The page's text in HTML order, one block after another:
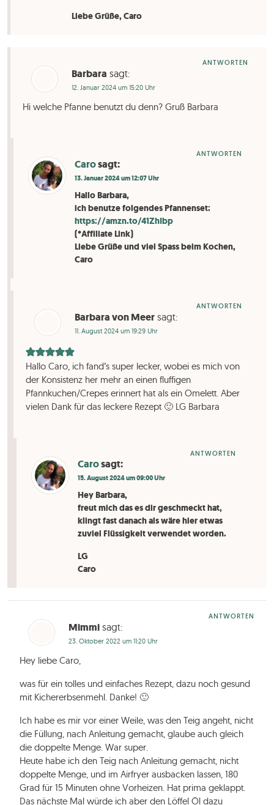
Liebe Grüße, Caro
Barbara sagt:
12. Januar 2024 um 15:20 Uhr
Hi welche Pfanne benutzt du denn? Gruß Barbara
ANTWORTEN
Carosagt:
13. Januar 2024 um 12:07 Uhr
Hallo Barbara,
ich benutze folgendes Pfannenset:
https://amzn.to/41ZhIbp
(*Affiliate Link)
Liebe Grüße und viel Spass beim Kochen,
Caro
ANTWORTEN
Barbara von Meer sagt:
11. August 2024 um 19:29 Uhr
Hallo Caro, ich fand’s super lecker, wobei es mich von
der Konsistenz her mehr an einen fluffigen
Pfannkuchen/Crepes erinnert hat als ein Omelett. Aber
vielen Dank für das leckere Rezept 🙂 LG Barbara
ANTWORTEN
Carosagt:
15. August 2024 um 09:00 Uhr
Hey Barbara,
freut mich das es dir geschmeckt hat,
klingt fast danach als wäre hier etwas
zuviel Flüssigkeit verwendet worden.
LG
Caro
ANTWORTEN
Mimmi sagt:
23. Oktober 2022 um 11:20 Uhr
Hey liebe Caro,
was für ein tolles und einfaches Rezept, dazu noch gesund
mit Kichererbsenmehl. Danke! 🙂
Ich habe es mir vor einer Weile, was den Teig angeht, nicht
die Füllung, nach Anleitung gemacht, glaube auch gleich
die doppelte Menge. War super.
Heute habe ich den Teig nach Anleitung gemacht, nicht
doppelte Menge, und im Airfryer ausbacken lassen, 180
Grad für 15 Minuten ohne Vorheizen. Hat prima geklappt.
Das nächste Mal würde ich aber den Löffel Öl dazu
ANTWORTEN